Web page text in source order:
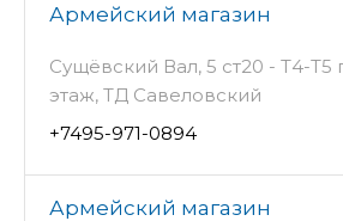
Армейский магазин
Сущёвский Вал, 5 ст20 - Т4-Т5
этаж, ТД Савеловский
+7495-971-0894
Армейский магазин